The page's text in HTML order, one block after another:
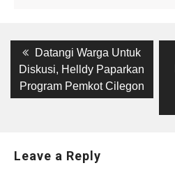
Post
navigation
Previous
post:
Datangi Warga Untuk
Diskusi, Helldy Paparkan
Program Pemkot Cilegon
Leave a Reply